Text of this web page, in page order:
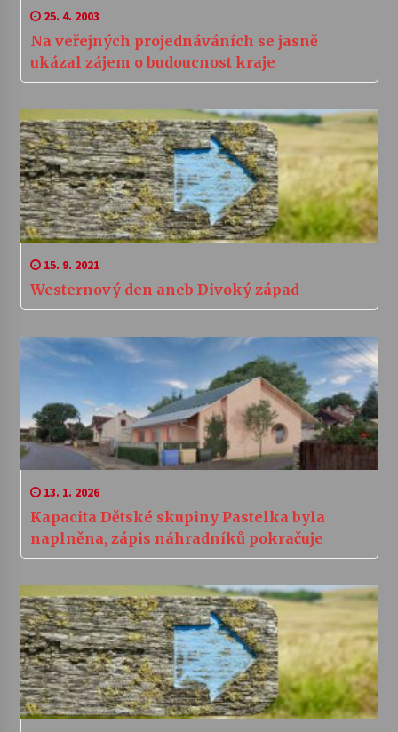
25. 4. 2003
Na veřejných projednáváních se jasně
ukázal zájem o budoucnost kraje
15. 9. 2021
Westernový den aneb Divoký západ
13. 1. 2026
Kapacita Dětské skupiny Pastelka byla
naplněna, zápis náhradníků pokračuje